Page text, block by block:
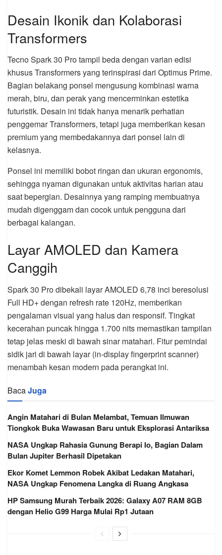
Desain Ikonik dan Kolaborasi
Transformers
Tecno Spark 30 Pro tampil beda dengan varian edisi
khusus Transformers yang terinspirasi dari Optimus Prime.
Bagian belakang ponsel mengusung kombinasi warna
merah, biru, dan perak yang mencerminkan estetika
futuristik. Desain ini tidak hanya menarik perhatian
penggemar Transformers, tetapi juga memberikan kesan
premium yang membedakannya dari ponsel lain di
kelasnya.
Ponsel ini memiliki bobot ringan dan ukuran ergonomis,
sehingga nyaman digunakan untuk aktivitas harian atau
saat bepergian. Desainnya yang ramping membuatnya
mudah digenggam dan cocok untuk pengguna dari
berbagai kalangan.
Layar AMOLED dan Kamera
Canggih
Spark 30 Pro dibekali layar AMOLED 6,78 inci beresolusi
Full HD+ dengan refresh rate 120Hz, memberikan
pengalaman visual yang halus dan responsif. Tingkat
kecerahan puncak hingga 1.700 nits memastikan tampilan
tetap jelas meski di bawah sinar matahari. Fitur pemindai
sidik jari di bawah layar (in-display fingerprint scanner)
menambah kesan modern pada perangkat ini.
BacaJuga
Angin Matahari di Bulan Melambat, Temuan Ilmuwan
Tiongkok Buka Wawasan Baru untuk Eksplorasi Antariksa
NASA Ungkap Rahasia Gunung Berapi Io, Bagian Dalam
Bulan Jupiter Berhasil Dipetakan
Ekor Komet Lemmon Robek Akibat Ledakan Matahari,
NASA Ungkap Fenomena Langka di Ruang Angkasa
HP Samsung Murah Terbaik 2026: Galaxy A07 RAM 8GB
dengan Helio G99 Harga Mulai Rp1 Jutaan